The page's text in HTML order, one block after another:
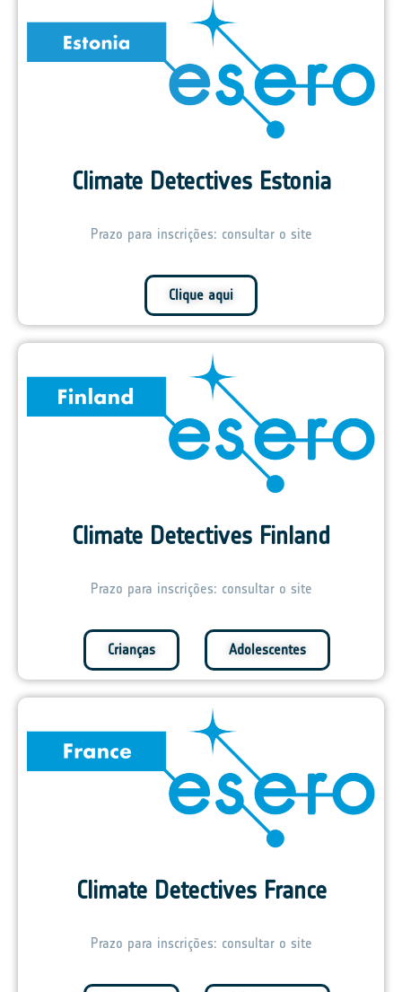
Climate Detectives Estonia
Prazo para inscrições: consultar o site
Clique aqui
Climate Detectives Finland
Prazo para inscrições: consultar o site
Crianças Adolescentes
Climate Detectives France
Prazo para inscrições: consultar o site